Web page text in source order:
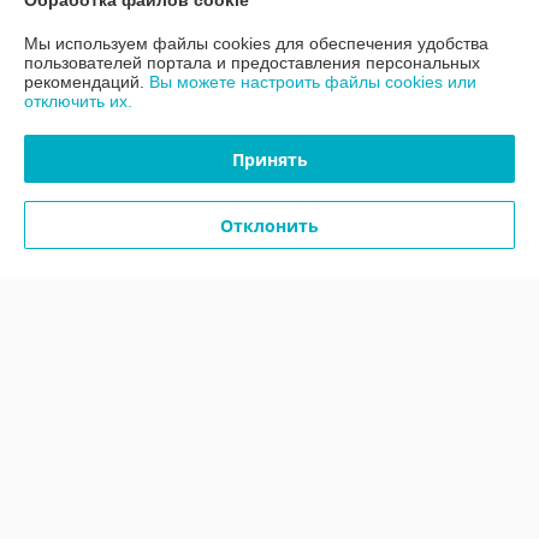
Контакты
Доставка и оплата
Мы используем файлы cookies для обеспечения удобства
пользователей портала и предоставления персональных
рекомендаций. Вы можете настроить файлы cookies или
отключить их.
Принять
Отклонить